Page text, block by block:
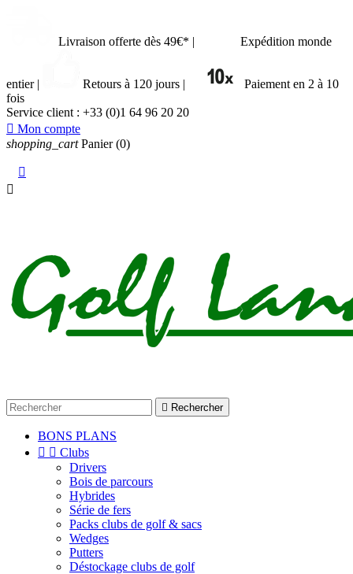
Livraison offerte dès 49€* | Expédition monde
entier | Retours à 120 jours |
Paiement en 2 à 10
fois
Service client : +33 (0)1 64 96 20 20
 Mon compte
shopping_cart Panier (0)


 Rechercher
BONS PLANS
  Clubs
Drivers
Bois de parcours
Hybrides
Série de fers
Packs clubs de golf & sacs
Wedges
Putters
Déstockage clubs de golf